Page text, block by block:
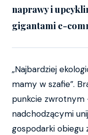
naprawy i
gigantami e-
„Najbardziej
mamy w szafie”.
punkcie zwrotnym
nadchodzącymi
gospodarki obiegu